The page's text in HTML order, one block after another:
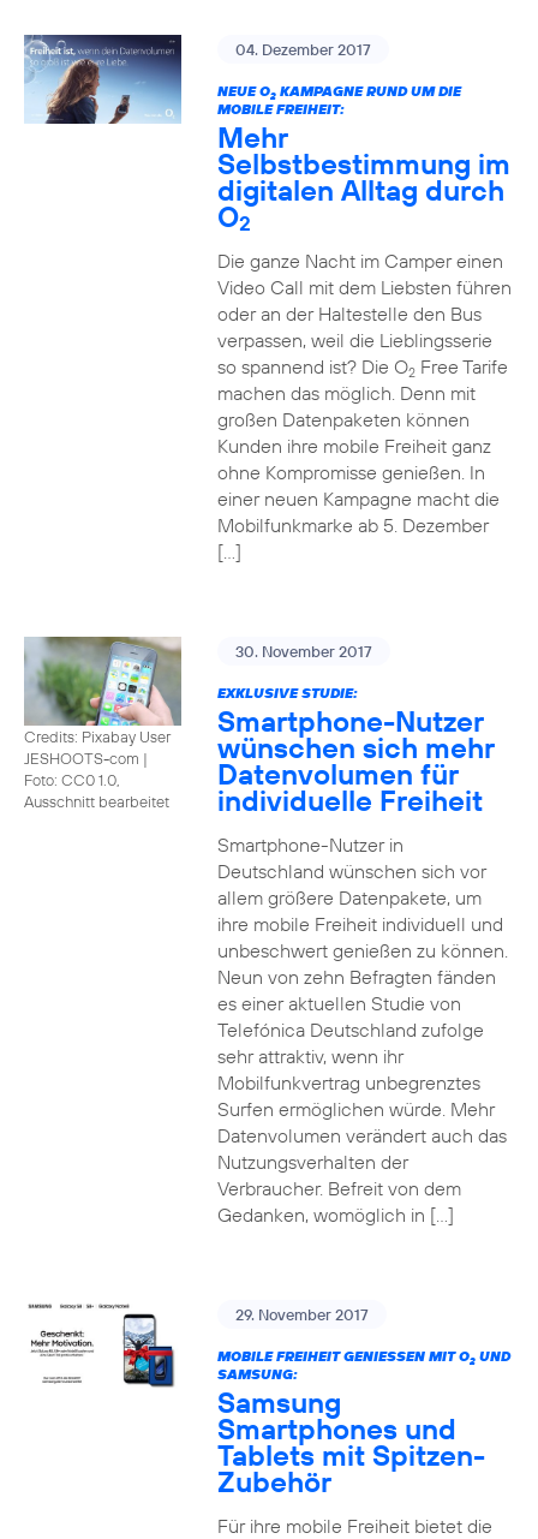
04. Dezember 2017
NEUE O2KAMPAGNE RUND UM DIE
MOBILE FREIHEIT:
Mehr
Selbstbestimmung im
digitalen Alltag durch
O2
Die ganze Nacht im Camper einen
Video Call mit dem Liebsten führen
oder an der Haltestelle den Bus
verpassen, weil die Lieblingsserie
so spannend ist? Die O2Free Tarife
machen das möglich. Denn mit
großen Datenpaketen können
Kunden ihre mobile Freiheit ganz
ohne Kompromisse genießen. In
einer neuen Kampagne macht die
Mobilfunkmarke ab 5. Dezember
[…]
Credits: Pixabay User
JESHOOTS-com |
Foto: CC0 1.0,
Ausschnitt bearbeitet
30. November 2017
EXKLUSIVE STUDIE:
Smartphone-Nutzer
wünschen sich mehr
Datenvolumen für
individuelle Freiheit
Smartphone-Nutzer in
Deutschland wünschen sich vor
allem größere Datenpakete, um
ihre mobile Freiheit individuell und
unbeschwert genießen zu können.
Neun von zehn Befragten fänden
es einer aktuellen Studie von
Telefónica Deutschland zufolge
sehr attraktiv, wenn ihr
Mobilfunkvertrag unbegrenztes
Surfen ermöglichen würde. Mehr
Datenvolumen verändert auch das
Nutzungsverhalten der
Verbraucher. Befreit von dem
Gedanken, womöglich in […]
29. November 2017
MOBILE FREIHEIT GENIESSEN MIT O 2UND
SAMSUNG:
Samsung
Smartphones und
Tablets mit Spitzen-
Zubehör
Für ihre mobile Freiheit bietet die